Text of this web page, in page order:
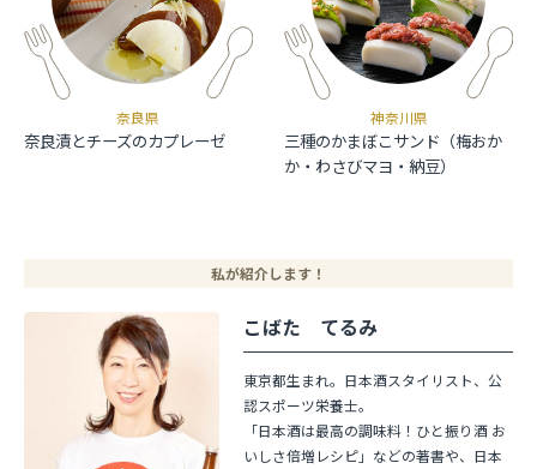
奈良県
奈良漬とチーズのカプレーゼ
神奈川県
三種のかまぼこサンド（梅おか
か・わさびマヨ・納豆）
私が紹介します！
こばた てるみ
東京都生まれ。日本酒スタイリスト、公
認スポーツ栄養士。
「日本酒は最高の調味料！ひと振り酒 お
いしさ倍増レシピ」などの著書や、日本